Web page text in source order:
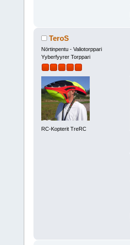
TeroS
Nörtinpentu - Valiotorppari
Yyberfyyrer Torppari
RC-Kopterit TreRC